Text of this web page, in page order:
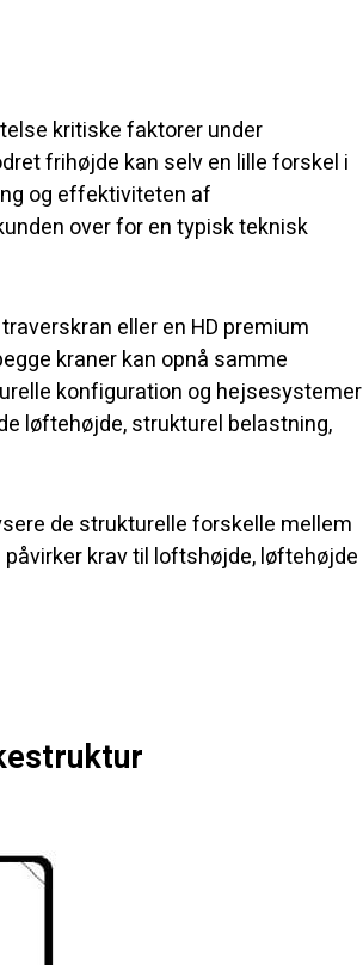
kritiske faktorer under
frihøjde kan selv en lille forskel i
og effektiviteten af
over for en typisk teknisk
eller en HD premium
kraner kan opnå samme
konfiguration og hejsesystemer
løftehøjde, strukturel belastning,
de strukturelle forskelle mellem
krav til loftshøjde, løftehøjde